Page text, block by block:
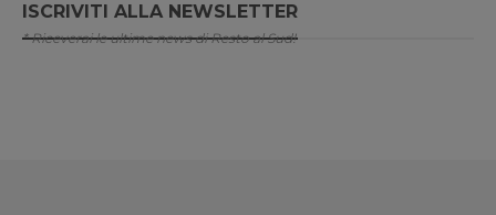
ISCRIVITI ALLA NEWSLETTER
* Riceverai le ultime news di Resto al Sud!